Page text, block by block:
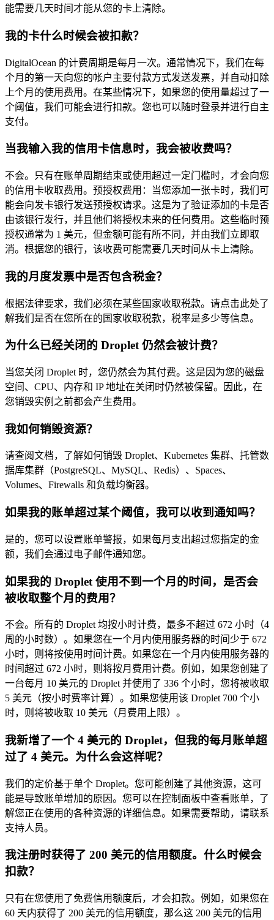
能需要几天时间才能从您的卡上清除。
我的卡什么时候会被扣款？
DigitalOcean 的计费周期是每月一次。通常情况下，我们在每
个月的第一天向您的帐户主要付款方式发送发票，并自动扣除
上个月的使用费用。在某些情况下，如果您的使用量超过了一
个阈值，我们可能会进行扣款。您也可以随时登录并进行自主
支付。
当我输入我的信用卡信息时，我会被收费吗？
不会。只有在账单周期结束或使用超过一定门槛时，才会向您
的信用卡收取费用。预授权费用：当您添加一张卡时，我们可
能会向发卡银行发送预授权请求。这是为了验证添加的卡是否
由该银行发行，并且他们将授权未来的任何费用。这些临时预
授权通常为 1 美元，但金额可能有所不同，并由我们立即取
消。根据您的银行，该收费可能需要几天时间从卡上清除。
我的月度发票中是否包含税金？
根据法律要求，我们必须在某些国家收取税款。请点击此处了
解我们是否在您所在的国家收取税款，税率是多少等信息。
为什么已经关闭的 Droplet 仍然会被计费？
当您关闭 Droplet 时，您仍然会为其付费。这是因为您的磁盘
空间、CPU、内存和 IP 地址在关闭时仍然被保留。因此，在
您销毁实例之前都会产生费用。
我如何销毁资源？
请查阅文档，了解如何销毁 Droplet、Kubernetes 集群、托管数
据库集群（PostgreSQL、MySQL、Redis）、Spaces、
Volumes、Firewalls 和负载均衡器。
如果我的账单超过某个阈值，我可以收到通知吗？
是的，您可以设置账单警报，如果每月支出超过您指定的金
额，我们会通过电子邮件通知您。
如果我的 Droplet 使用不到一个月的时间，是否会
被收取整个月的费用？
不会。所有的 Droplet 均按小时计费，最多不超过 672 小时（4
周的小时数）。如果您在一个月内使用服务器的时间少于 672
小时，则将按使用时间计费。如果您在一个月内使用服务器的
时间超过 672 小时，则将按月费用计费。例如，如果您创建了
一台每月 10 美元的 Droplet 并使用了 336 个小时，您将被收取
5 美元（按小时费率计算）。如果您使用该 Droplet 700 个小
时，则将被收取 10 美元（月费用上限）。
我新增了一个 4 美元的 Droplet，但我的每月账单超
过了 4 美元。为什么会这样呢？
我们的定价基于单个 Droplet。您可能创建了其他资源，这可
能是导致账单增加的原因。您可以在控制面板中查看账单，了
解您正在使用的各种资源的详细信息。如果需要帮助，请联系
支持人员。
我注册时获得了 200 美元的信用额度。什么时候会
扣款？
只有在您使用了免费信用额度后，才会扣款。例如，如果您在
60 天内获得了 200 美元的信用额度，那么这 200 美元的信用